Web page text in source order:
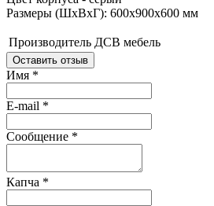
Размеры (ШхВхГ): 600х900х600 мм
Производитель ДСВ мебель
Оставить отзыв
Имя *
E-mail *
Сообщение *
Капча *